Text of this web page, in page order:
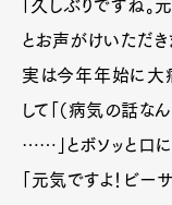
「久しぶりですね。
とお声がけいただき
実は今年年始に大
して「（病気の話な
……」とボソッと口に
「元気ですよ！ビ